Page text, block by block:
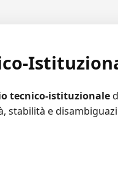
tecnico-istituzionale
stabilità e